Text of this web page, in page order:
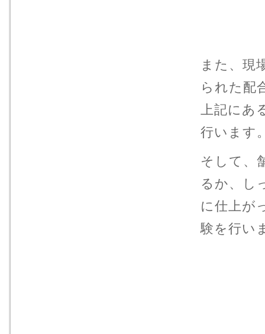
また、現
られた配
上記に
行います
そして、
るか、し
に仕上が
験を行い